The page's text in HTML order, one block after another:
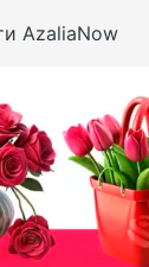
AzaliaNow